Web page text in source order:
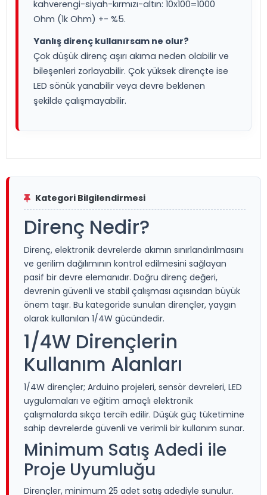
kahverengi-siyah-kırmızı-altın: 10x100=1000
Ohm (1k Ohm) +- %5.
Yanlış direnç kullanırsam ne olur?
Çok düşük direnç aşırı akıma neden olabilir ve
bileşenleri zorlayabilir. Çok yüksek dirençte ise
LED sönük yanabilir veya devre beklenen
şekilde çalışmayabilir.
Kategori Bilgilendirmesi
Direnç Nedir?
Direnç, elektronik devrelerde akımın sınırlandırılmasını
ve gerilim dağılımının kontrol edilmesini sağlayan
pasif bir devre elemanıdır. Doğru direnç değeri,
devrenin güvenli ve stabil çalışması açısından büyük
önem taşır. Bu kategoride sunulan dirençler, yaygın
olarak kullanılan 1/4W gücündedir.
1/4W Dirençlerin
Kullanım Alanları
1/4W dirençler; Arduino projeleri, sensör devreleri, LED
uygulamaları ve eğitim amaçlı elektronik
çalışmalarda sıkça tercih edilir. Düşük güç tüketimine
sahip devrelerde güvenli ve verimli bir kullanım sunar.
Minimum Satış Adedi ile
Proje Uyumluğu
Dirençler, minimum 25 adet satış adediyle sunulur.